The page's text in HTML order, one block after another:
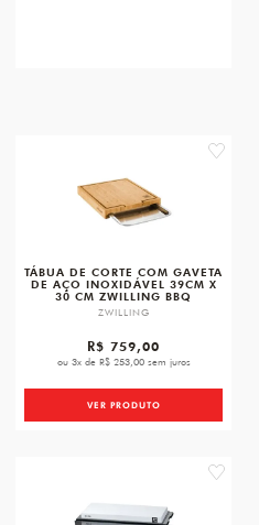
favorite
TÁBUA DE CORTE COM GAVETA
DE AÇO INOXIDÁVEL 39CM X
30 CM ZWILLING BBQ
ZWILLING
R$ 759,00
ou 3x de R$ 253,00 sem juros
VER PRODUTO
favorite